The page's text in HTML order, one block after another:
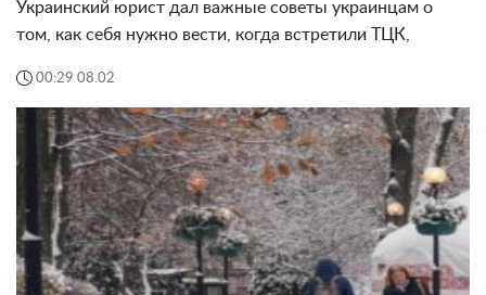
Украинский юрист дал важные советы украинцам о
том, как себя нужно вести, когда встретили ТЦК,
00:29 08.02